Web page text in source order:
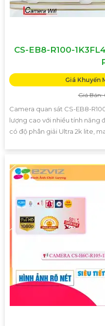
CS-EB8-R100-
Giá Khuyến
Giá
Camera quan sát CS-EB8-
lượng cao với nhiều tính năng
có độ phân giải Ultra 2k lite,